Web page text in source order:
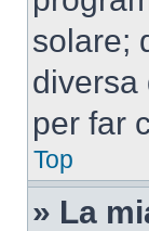
solare;
diversa
per far
Top
» La